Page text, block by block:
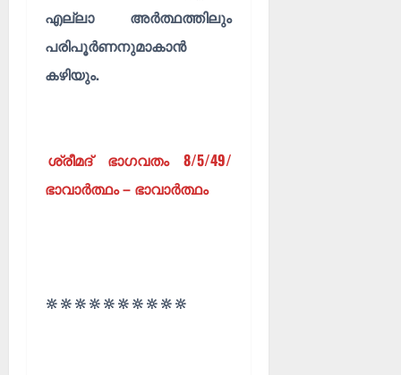
എല്ലാ അർത്ഥത്തിലും
പരിപൂർണനുമാകാൻ
കഴിയും.
ശ്രീമദ്‌ ഭാഗവതം 8/5/49/
ഭാവാർത്ഥം – ഭാവാർത്ഥം
🔆🔆🔆🔆🔆🔆🔆🔆🔆🔆